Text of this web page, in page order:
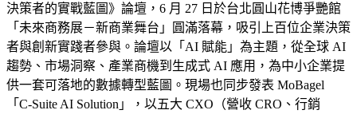
決策者的實戰藍圖》論壇，6 月 27 日於台北圓山花博爭艷館
「未來商務展－新商業舞台」圓滿落幕，吸引上百位企業決策
者與創新實踐者參與。論壇以「AI 賦能」為主題，從全球 AI
趨勢、市場洞察、產業商機到生成式 AI 應用，為中小企業提
供一套可落地的數據轉型藍圖。現場也同步發表 MoBagel
「C‑Suite AI Solution」，以五大 CXO（營收 CRO、行銷